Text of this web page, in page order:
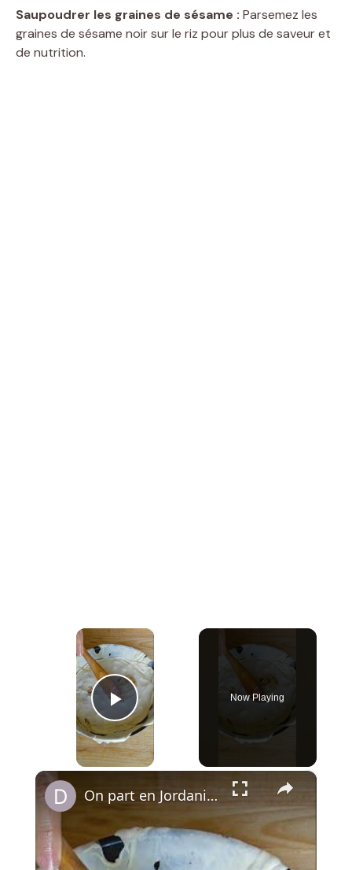
Saupoudrer les graines de sésame : Parsemez les
graines de sésame noir sur le riz pour plus de saveur et
de nutrition.
×
Play Video
Now Playing
×
On part en Jordanie avec El Makmoura, un grand plat de fête en couches de pâte maison